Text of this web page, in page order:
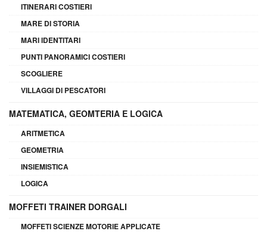
ITINERARI COSTIERI
MARE DI STORIA
MARI IDENTITARI
PUNTI PANORAMICI COSTIERI
SCOGLIERE
VILLAGGI DI PESCATORI
MATEMATICA, GEOMTERIA E LOGICA
ARITMETICA
GEOMETRIA
INSIEMISTICA
LOGICA
MOFFETI TRAINER DORGALI
MOFFETI SCIENZE MOTORIE APPLICATE